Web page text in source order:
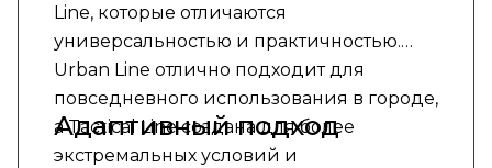
Line, которые отличаются
универсальностью и практичностью.
Urban Line отлично подходит для
повседневного использования в городе,
а Tactical Line создана для более
экстремальных условий и
Адаптивный подход